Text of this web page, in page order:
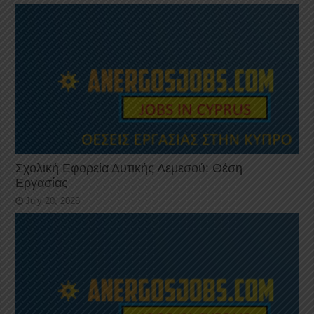
Σχολική Εφορεία Δυτικής Λεμεσού: Θέση
Εργασίας
July 20, 2026